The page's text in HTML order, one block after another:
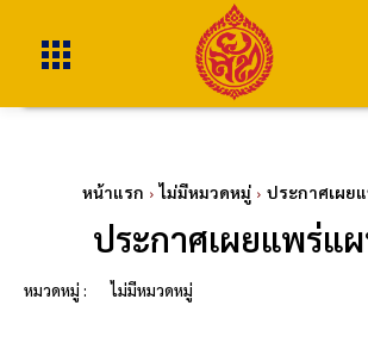
หน้าแรก ไม่มีหมวดหมู่ ประกาศเผย
ประกาศเผยแพร่แ
หมวดหมู่ : ไม่มีหมวดหมู่